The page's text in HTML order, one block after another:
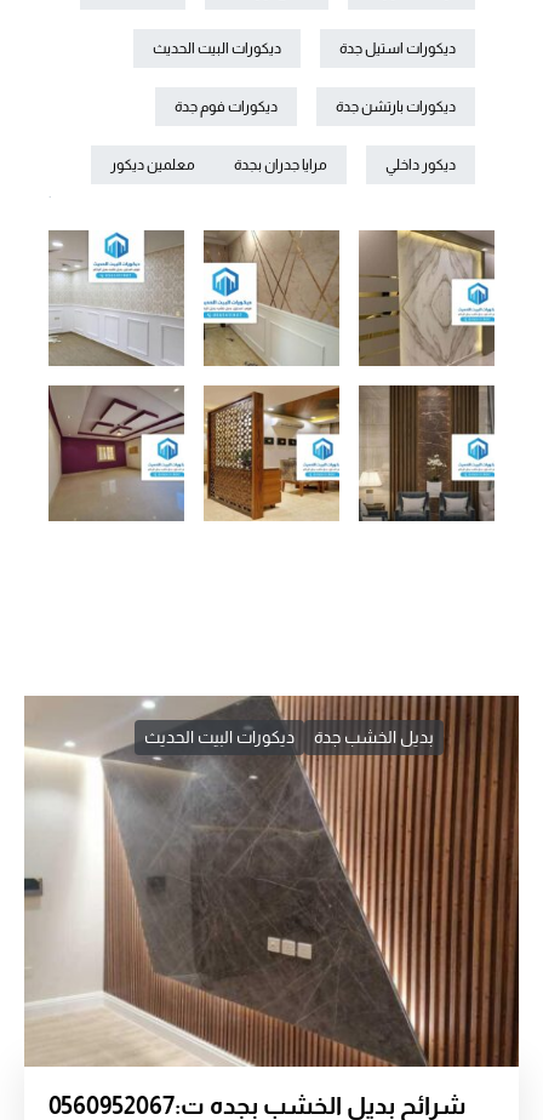
ديكورات استيل جدة ديكورات البيت الحديث
ديكورات بارتشن جدة ديكورات فوم جدة
ديكور داخلي مرايا جدران بجدة
معلمين ديكور
.
بديل الخشب جدة ديكورات البيت الحديث
شرائح بديل الخشب بجده ت:0560952067